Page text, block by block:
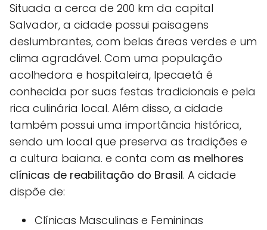
Situada a cerca de 200 km da capital
Salvador, a cidade possui paisagens
deslumbrantes, com belas áreas verdes e um
clima agradável. Com uma população
acolhedora e hospitaleira, Ipecaetá é
conhecida por suas festas tradicionais e pela
rica culinária local. Além disso, a cidade
também possui uma importância histórica,
sendo um local que preserva as tradições e
a cultura baiana. e conta com as melhores
clínicas de reabilitação do Brasil. A cidade
dispõe de:
Clínicas Masculinas e Femininas